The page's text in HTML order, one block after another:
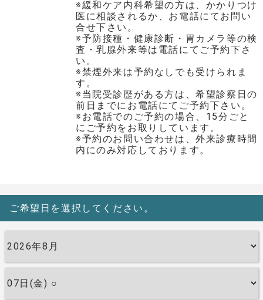
※緩和ケア内科希望の方は、かかりつけ
医に相談されるか、お電話にてお問い
合せ下さい。
※予防接種・健康診断・胃カメラ等の検
査・乳腺外来等は電話にてご予約下さ
い。
※禁煙外来は予約なしでも受けられま
す。
※当院受診歴がある方は、希望診察日の
前日までにお電話にてご予約下さい。
※お電話でのご予約の場合、15分ごと
にご予約をお取りしています。
※予約のお問い合わせは、外来診療時間
内にのみ対応しております。
ご希望日を選択してください。